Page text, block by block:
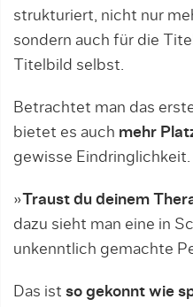
strukturiert, nicht nur
sondern auch für die
Titelbild selbst.
Betrachtet man das
bietet es auch mehr
gewisse Eindringlichkeit.
»Traust du deinem
dazu sieht man eine in
unkenntlich gemachte
Das ist so gekonnt wie